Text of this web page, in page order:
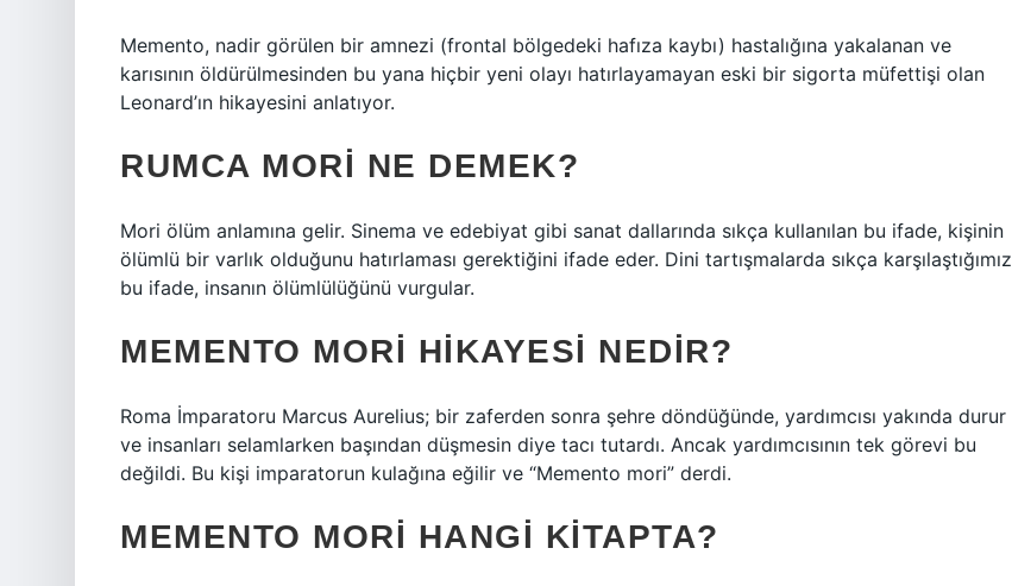
Memento, nadir görülen bir amnezi (frontal bölgedeki hafıza kaybı) hastalığına yakalanan ve
karısının öldürülmesinden bu yana hiçbir yeni olayı hatırlayamayan eski bir sigorta müfettişi olan
Leonard’ın hikayesini anlatıyor.
RUMCA MORI NE DEMEK?
Mori ölüm anlamına gelir. Sinema ve edebiyat gibi sanat dallarında sıkça kullanılan bu ifade, kişinin
ölümlü bir varlık olduğunu hatırlaması gerektiğini ifade eder. Dini tartışmalarda sıkça karşılaştığımız
bu ifade, insanın ölümlülüğünü vurgular.
MEMENTO MORI HIKAYESI NEDIR?
Roma İmparatoru Marcus Aurelius; bir zaferden sonra şehre döndüğünde, yardımcısı yakında durur
ve insanları selamlarken başından düşmesin diye tacı tutardı. Ancak yardımcısının tek görevi bu
değildi. Bu kişi imparatorun kulağına eğilir ve “Memento mori” derdi.
MEMENTO MORI HANGI KITAPTA?